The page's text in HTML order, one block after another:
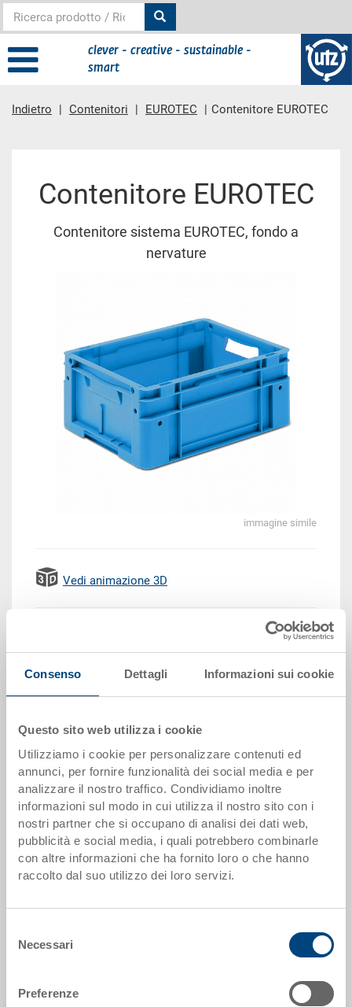
Consenso Dettagli Informazioni sui cookie
Questo sito web utilizza i cookie
Utilizziamo i cookie per personalizzare contenuti ed
annunci, per fornire funzionalità dei social media e per
analizzare il nostro traffico. Condividiamo inoltre
informazioni sul modo in cui utilizza il nostro sito con i
nostri partner che si occupano di analisi dei dati web,
pubblicità e social media, i quali potrebbero combinarle
con altre informazioni che ha fornito loro o che hanno
raccolto dal suo utilizzo dei loro servizi.
delNecessari
Preferenze
clever - creative - sustainable -
smart
Indietro Contenitori EUROTEC Contenitore EUROTEC
Contenitore EUROTEC
Contenitore sistema EUROTEC, fondo a
nervature
immagine simile
Vedi animazione 3D
Prezzo unitario lordo più IVA
Disponbilità: su richiesta
offerta
Scaglioni quantità Prezzo
da 250 pezzi EUR 15,39
Scaglionamento per quantità secondo le unità di imballo.
Dati articolo
Codice